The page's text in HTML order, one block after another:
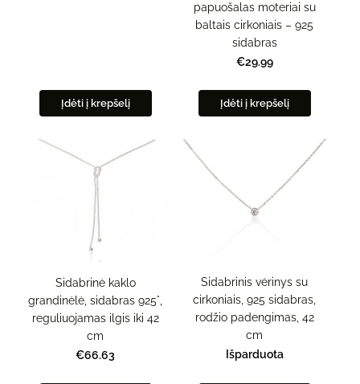
Įdėti į krepšelį
papuošalas moteriai su
baltais cirkoniais – 925
sidabras
€29.99
Įdėti į krepšelį
Sidabrinė kaklo
grandinėlė, sidabras 925°,
reguliuojamas ilgis iki 42
cm
€66.63
Sidabrinis vėrinys su
cirkoniais, 925 sidabras,
rodžio padengimas, 42
cm
Išparduota